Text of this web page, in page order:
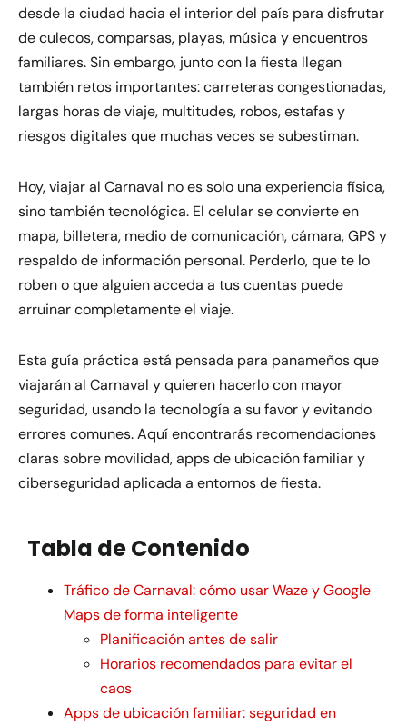
desde la ciudad hacia el interior del país para disfrutar
de culecos, comparsas, playas, música y encuentros
familiares. Sin embargo, junto con la fiesta llegan
también retos importantes: carreteras congestionadas,
largas horas de viaje, multitudes, robos, estafas y
riesgos digitales que muchas veces se subestiman.
Hoy, viajar al Carnaval no es solo una experiencia física,
sino también tecnológica. El celular se convierte en
mapa, billetera, medio de comunicación, cámara, GPS y
respaldo de información personal. Perderlo, que te lo
roben o que alguien acceda a tus cuentas puede
arruinar completamente el viaje.
Esta guía práctica está pensada para panameños que
viajarán al Carnaval y quieren hacerlo con mayor
seguridad, usando la tecnología a su favor y evitando
errores comunes. Aquí encontrarás recomendaciones
claras sobre movilidad, apps de ubicación familiar y
ciberseguridad aplicada a entornos de fiesta.
Tabla de Contenido
Tráfico de Carnaval: cómo usar Waze y Google
Maps de forma inteligente
Planificación antes de salir
Horarios recomendados para evitar el
caos
Apps de ubicación familiar: seguridad en